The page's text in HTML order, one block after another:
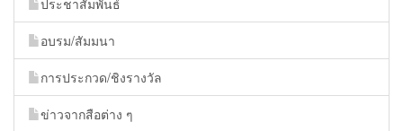
ประชาสัมพันธ์
อบรม/สัมมนา
การประกวด/ชิงรางวัล
ข่าวจากสือต่าง ๆ